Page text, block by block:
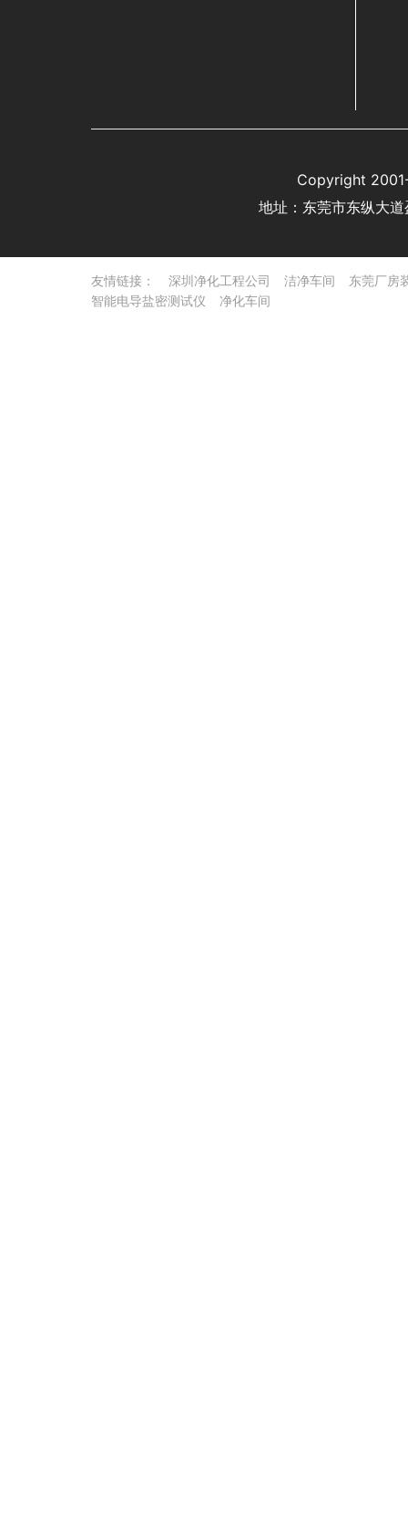
Copyright
地址：东莞市东纵大
友情链接： 深圳净化工程公司 洁净车间
东莞厂房
智能电导盐密测试仪
净化车间